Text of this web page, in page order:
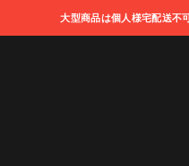
大型商品は個人様宅配送不